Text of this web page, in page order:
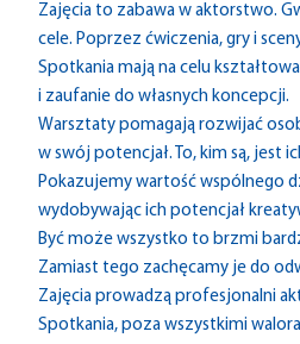
Zajęcia to zabawa w aktorstwo.
cele. Poprzez ćwiczenia, gry i
Spotkania mają na celu
i zaufanie do własnych koncepcji.
Warsztaty pomagają rozwijać
w swój potencjał. To, kim są, jest
Pokazujemy wartość wspólnego
wydobywając ich potencjał
Być może wszystko to brzmi
Zamiast tego zachęcamy je do
Zajęcia prowadzą profesjonalni
Spotkania, poza wszystkimi